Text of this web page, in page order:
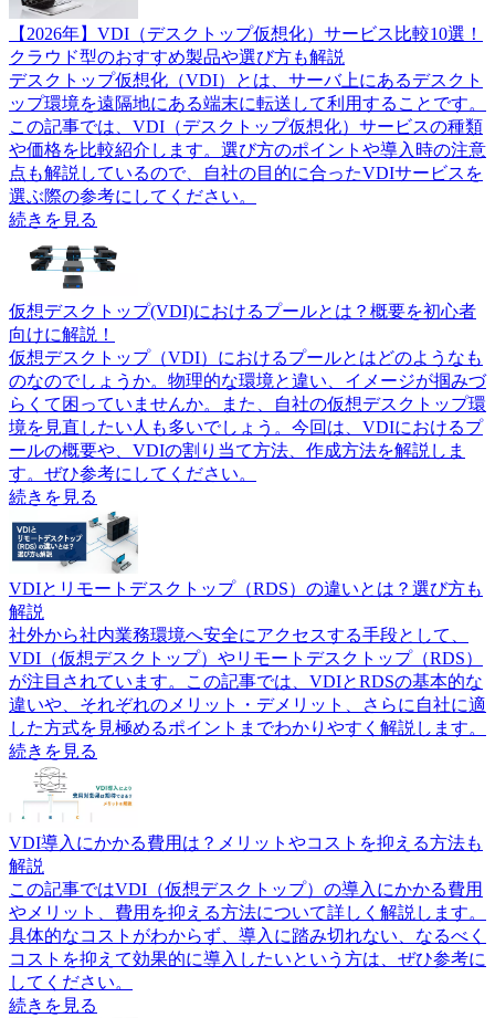
【2026年】VDI（デスクトップ仮想化）サービス比較10選！
クラウド型のおすすめ製品や選び方も解説
デスクトップ仮想化（VDI）とは、サーバ上にあるデスクト
ップ環境を遠隔地にある端末に転送して利用することです。
この記事では、VDI（デスクトップ仮想化）サービスの種類
や価格を比較紹介します。選び方のポイントや導入時の注意
点も解説しているので、自社の目的に合ったVDIサービスを
選ぶ際の参考にしてください。
続きを見る
仮想デスクトップ(VDI)におけるプールとは？概要を初心者
向けに解説！
仮想デスクトップ（VDI）におけるプールとはどのようなも
のなのでしょうか。物理的な環境と違い、イメージが掴みづ
らくて困っていませんか。また、自社の仮想デスクトップ環
境を見直したい人も多いでしょう。今回は、VDIにおけるプ
ールの概要や、VDIの割り当て方法、作成方法を解説しま
す。ぜひ参考にしてください。
続きを見る
VDIとリモートデスクトップ（RDS）の違いとは？選び方も
解説
社外から社内業務環境へ安全にアクセスする手段として、
VDI（仮想デスクトップ）やリモートデスクトップ（RDS）
が注目されています。この記事では、VDIとRDSの基本的な
違いや、それぞれのメリット・デメリット、さらに自社に適
した方式を見極めるポイントまでわかりやすく解説します。
続きを見る
VDI導入にかかる費用は？メリットやコストを抑える方法も
解説
この記事ではVDI（仮想デスクトップ）の導入にかかる費用
やメリット、費用を抑える方法について詳しく解説します。
具体的なコストがわからず、導入に踏み切れない、なるべく
コストを抑えて効果的に導入したいという方は、ぜひ参考に
してください。
続きを見る